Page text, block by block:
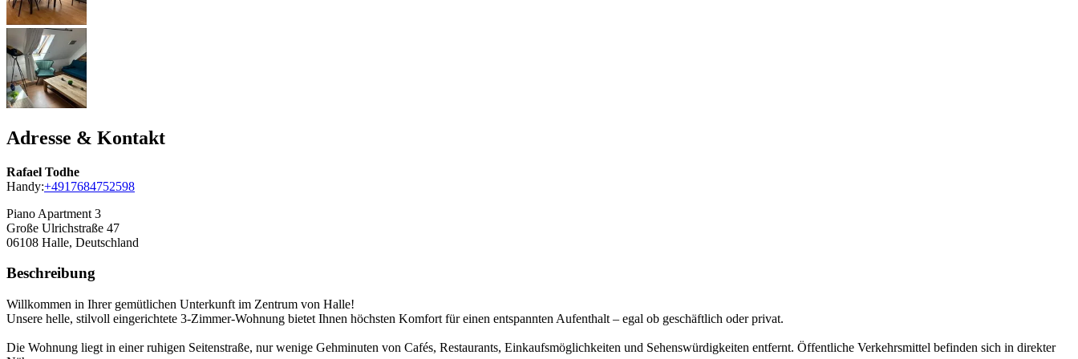
Adresse & Kontakt
Rafael Todhe
Handy:+4917684752598
Piano Apartment 3
Große Ulrichstraße 47
06108 Halle, Deutschland
Beschreibung
Willkommen in Ihrer gemütlichen Unterkunft im Zentrum von Halle!
Unsere helle, stilvoll eingerichtete 3-Zimmer-Wohnung bietet Ihnen höchsten Komfort für einen entspannten Aufenthalt – egal ob geschäftlich oder privat.
Die Wohnung liegt in einer ruhigen Seitenstraße, nur wenige Gehminuten von Cafés, Restaurants, Einkaufsmöglichkeiten und Sehenswürdigkeiten entfernt. Öffentliche Verkehrsmittel befinden sich in direkter